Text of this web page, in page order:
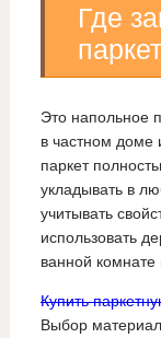
Где
Это напольное
в частном доме
паркет
укладывать в
учитывать
использовать
ванной комнате
Купить
Выбор